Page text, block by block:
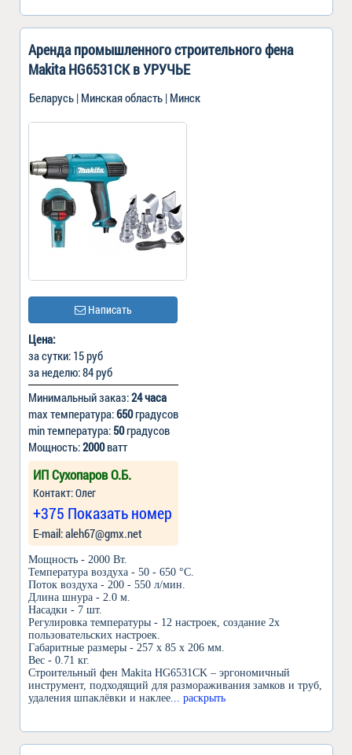
Аренда промышленного строительного фена
Makita HG6531CK в УРУЧЬЕ
Беларусь | Минская область | Минск
Написать
Цена:
за сутки: 15 руб
за неделю: 84 руб
Минимальный заказ:24 часа
max температура:650градусов
min температура: 50градусов
Мощность:2000ватт
ИП Сухопаров О.Б.
Контакт: Олег
+375 Показать номер
Е-mail: aleh67@gmx.net
Мощность - 2000 Вт.
Температура воздуха - 50 - 650 °С.
Поток воздуха - 200 - 550 л/мин.
Длина шнура - 2.0 м.
Насадки - 7 шт.
Регулировка температуры - 12 настроек, создание 2х
пользовательских настроек.
Габаритные размеры - 257 x 85 x 206 мм.
Вес - 0.71 кг.
Строительный фен Makita HG6531CK – эргономичный
инструмент, подходящий для размораживания замков и труб,
удаления шпаклёвки и наклее ... раскрыть